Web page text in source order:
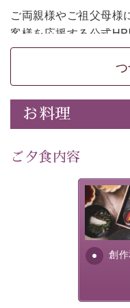
ご両親様やご祖父母様
客様を応援する公式
た。
日頃なかなか言えない
てみてはいかがでしょ
-----------【安心への取
個室料亭、貸切風呂の
30項目以上からなる独
・記念写真＆オリジナ
思い出デザートプレ
・諏訪大社4社を巡る
お料理
ご夕食内容
創
美湖膳と
提供する
明が考
す。美